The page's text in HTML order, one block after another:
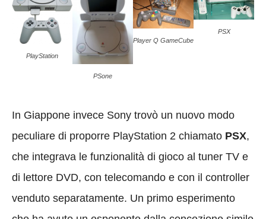
PlayStation
PSone
Player Q GameCube
PSX
In Giappone invece Sony trovò un nuovo modo
peculiare di proporre PlayStation 2 chiamato PSX,
che integrava le funzionalità di gioco al tuner TV e
di lettore DVD, con telecomando e con il controller
venduto separatamente. Un primo esperimento